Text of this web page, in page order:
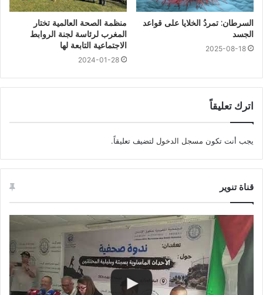
السرطان: تمردُ الخلايا على قواعد
الجسد
2025-08-18
منظمة الصحة العالمية تختار
المغرب لرئاسة لجنة الروابط
الاجتماعية التابعة لها
2024-01-28
اترك تعليقاً
يجب أنت تكون مسجل الدخول لتضيف تعليقاً.
قناة تنوير